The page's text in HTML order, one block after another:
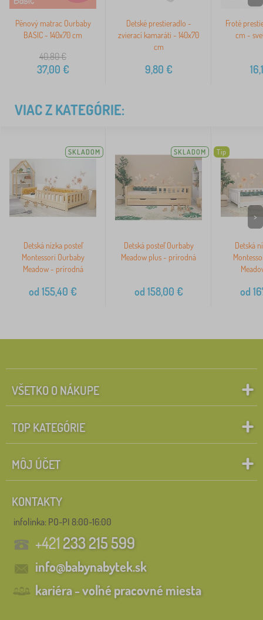
Pěnový matrac Ourbaby
BASIC - 140x70 cm
40,80€
37,00 €
Detské prestieradlo -
zvierací kamaráti - 140x70
cm
9,80 €
Froté
cm -
VIAC Z KATEGÓRIE:
SKLADOM
Detská nízka posteľ
Montessori Ourbaby
Meadow - prírodná
od 155,40 €
SKLADOM
Detská posteľ Ourbaby
Meadow plus - prírodná
od 158,00 €
Tip
Detská
od
>
VŠETKO O NÁKUPE
TOP KATEGÓRIE
MÔJ ÚČET
KONTAKTY
infolinka: PO-PI 8:00-16:00
+421233 215 599
info@babynabytek.sk
kariéra - voľné pracovné miesta